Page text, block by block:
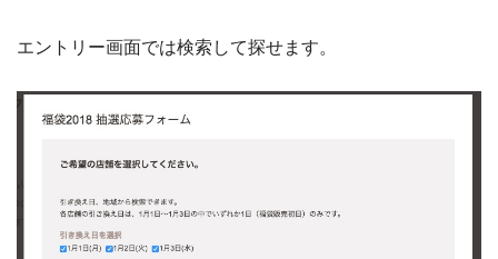
エントリー画面では検索して探せます。